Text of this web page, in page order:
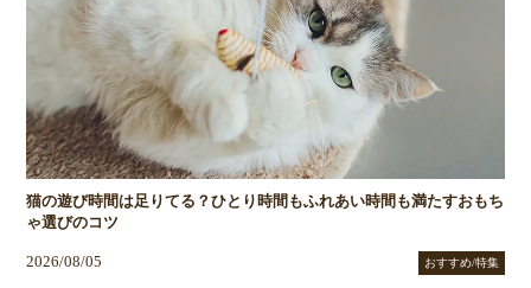
猫の遊び時間は足りてる？ひとり時間もふれあい時間も満たすおもち
ゃ選びのコツ
2026/08/05 おすすめ/特集